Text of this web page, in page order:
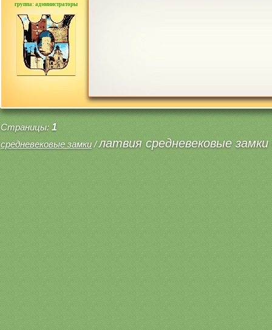
группа: администраторы
сообщений: 30442
Страницы: 1
средневековые замки/латвия средневековые